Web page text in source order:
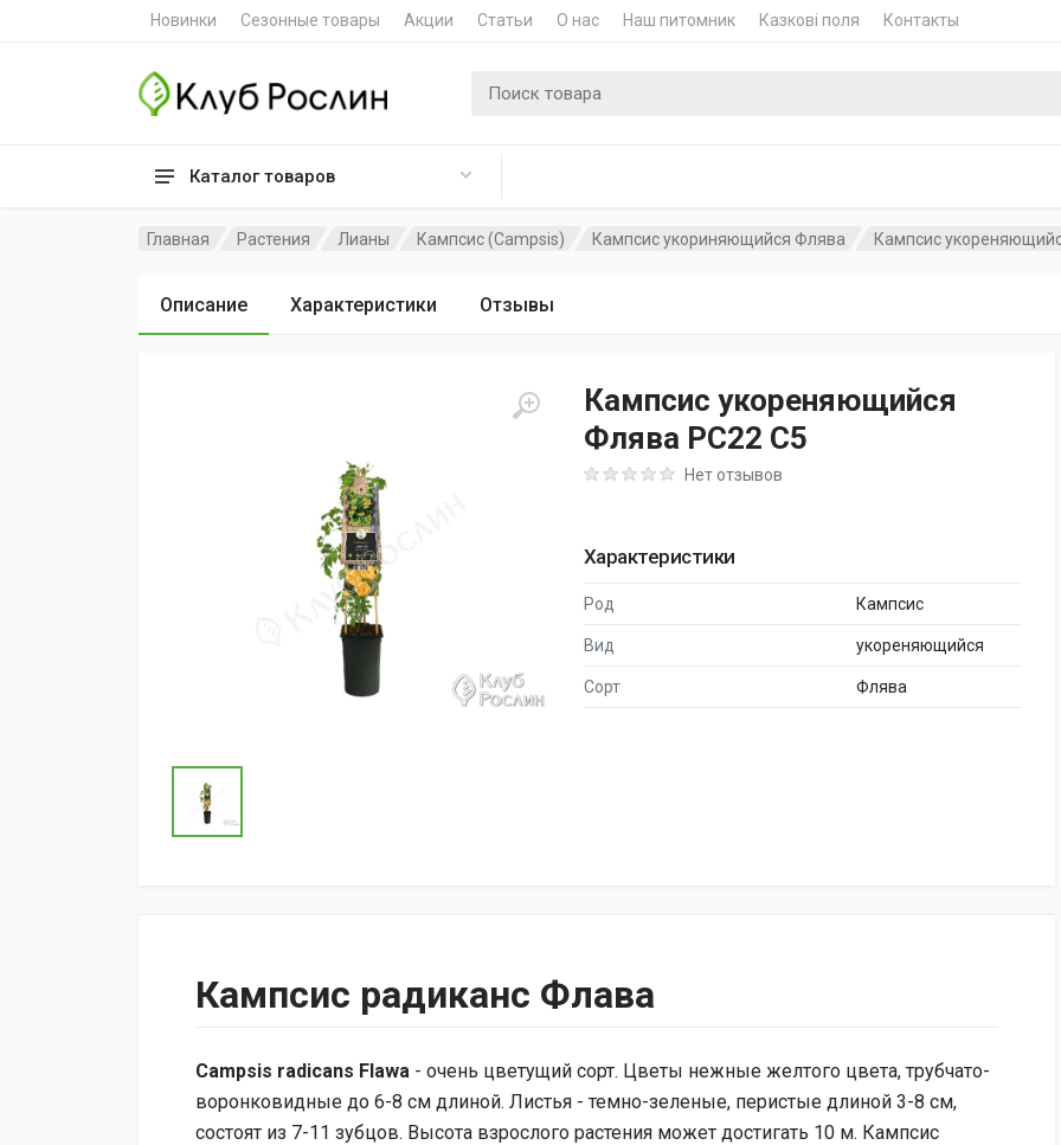
Новинки Сезонные товары Акции Статьи О нас Наш питомник Казкові поля Контакты
Каталог товаров
Поиск для
Главная Растения Лианы Кампсис (Campsis) Кампсис укориняющийся Флява Кампсис
Описание Характеристики Отзывы
Кампсис укореняющийся
Флява PC22 C5
Rating: 0 out of 5Нет отзывов
Характеристики
Род Кампсис
Вид укореняющийся
Сорт Флява
Кампсис радиканс Флава
Campsis radicans Flawa - очень цветущий сорт. Цветы нежные желтого цвета, трубчато-
воронковидные до 6-8 см длиной. Листья - темно-зеленые, перистые длиной 3-8 см,
состоят из 7-11 зубцов. Высота взрослого растения может достигать 10 м. Кампсис